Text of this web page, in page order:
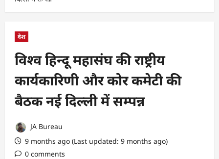
देश
विश्व हिन्दू महासंघ की राष्ट्रीय
कार्यकारिणी और कोर कमेटी की
बैठक नई दिल्ली में सम्पन्न
JA Bureau
9 months ago (Last updated: 9 months ago)
0 comments